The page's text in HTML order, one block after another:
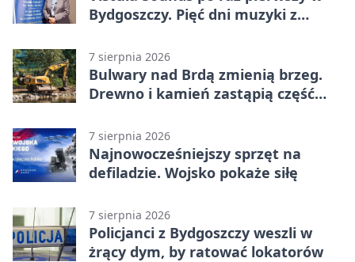
Bydgoszczy. Pięć dni muzyki z
7 sierpnia 2026
Bulwary nad Brdą zmienią brzeg.
Drewno i kamień zastąpią część
7 sierpnia 2026
Najnowocześniejszy sprzęt na
defiladzie. Wojsko pokaże siłę
7 sierpnia 2026
Policjanci z Bydgoszczy weszli w
żrący dym, by ratować lokatorów